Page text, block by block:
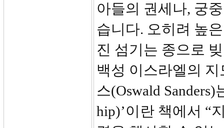
아들의 권세나, 궁
습니다. 오히려 높
진 섬기는 종으로
백성 이스라엘의
스(Oswald
hip)’이란 책에서 “